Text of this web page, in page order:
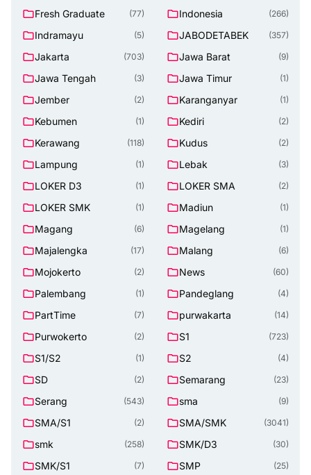
Fresh Graduate (77) Indonesia (266)
Indramayu (5) JABODETABEK (357)
Jakarta (703) Jawa Barat (9)
Jawa Tengah (3) Jawa Timur (1)
Jember (2) Karanganyar (1)
Kebumen (1) Kediri (2)
Kerawang (118) Kudus (2)
Lampung (1) Lebak (3)
LOKER D3 (1) LOKER SMA (2)
LOKER SMK (1) Madiun (1)
Magang (6) Magelang (1)
Majalengka (17) Malang (6)
Mojokerto (2) News (60)
Palembang (1) Pandeglang (4)
PartTime (7) purwakarta (14)
Purwokerto (2) S1 (723)
S1/S2 (1) S2 (4)
SD (2) Semarang (23)
Serang (543) sma (9)
SMA/S1 (2) SMA/SMK (3041)
smk (258) SMK/D3 (30)
SMK/S1 (7) SMP (25)